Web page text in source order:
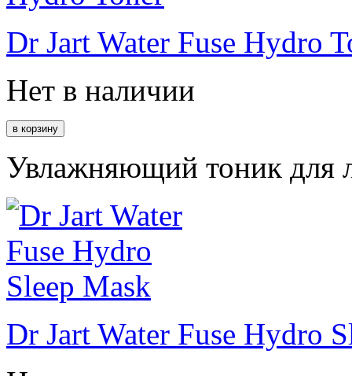
Dr Jart Water Fuse Hydro
Нет в наличии
Увлажняющий тоник для
Dr Jart Water Fuse Hydro